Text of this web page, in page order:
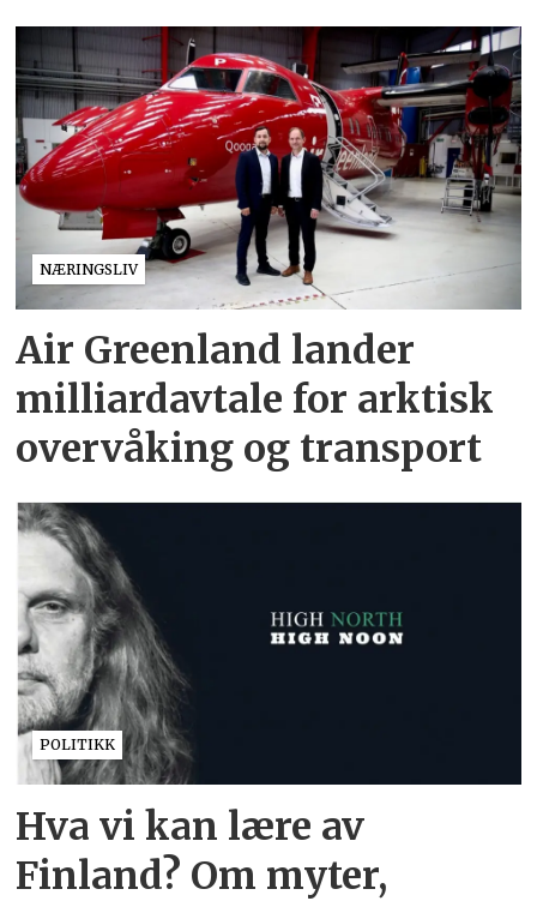
NÆRINGSLIV
Air Greenland lander
milliardavtale for arktisk
overvåking og transport
POLITIKK
Hva vi kan lære av
Finland? Om myter,